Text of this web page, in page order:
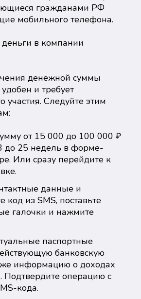
гражданами РФ
мобильного телефона.
в компании
денежной суммы
и требует
участия. Следуйте этим
от 15 000 до 100 000 ₽
до 25 недель в форме-
Или сразу перейдите к
данные и
код из SMS, поставьте
галочки и нажмите
паспортные
банковскую
информацию о доходах
Подтвердите операцию с
кода.